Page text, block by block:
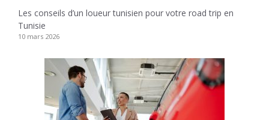
Les conseils d’un loueur tunisien pour votre road trip en
Tunisie
10 mars 2026